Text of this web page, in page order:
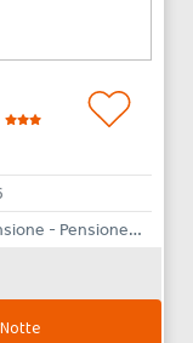
All Inclusive - Mezza Pensione - Pensione Completa